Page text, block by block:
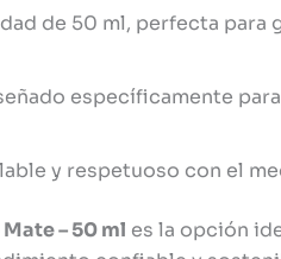
de 50 ml, perfecta para
específicamente
y respetuoso con el
– 50 ml es la opción